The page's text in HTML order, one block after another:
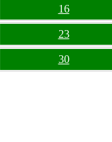
16
23
30